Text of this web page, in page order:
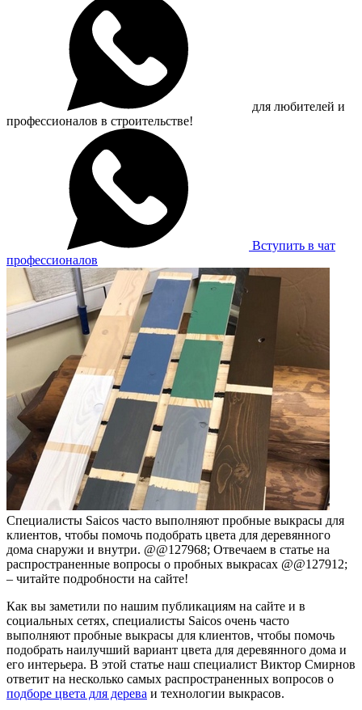
для любителей и
профессионалов в строительстве!
Вступить в чат
профессионалов
Специалисты Saicos часто выполняют пробные выкрасы для
клиентов, чтобы помочь подобрать цвета для деревянного
дома снаружи и внутри. @@127968; Отвечаем в статье на
распространенные вопросы о пробных выкрасах @@127912;
– читайте подробности на сайте!
Как вы заметили по нашим публикациям на сайте и в
социальных сетях, специалисты Saicos очень часто
выполняют пробные выкрасы для клиентов, чтобы помочь
подобрать наилучший вариант цвета для деревянного дома и
его интерьера. В этой статье наш специалист Виктор Смирнов
ответит на несколько самых распространенных вопросов о
подборе цвета для дерева и технологии выкрасов.